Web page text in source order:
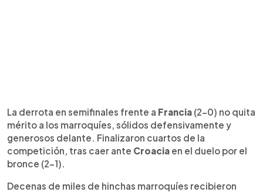
La derrota en semifinales frente a Francia (2-0) no quita
mérito a los marroquíes, sólidos defensivamente y
generosos delante. Finalizaron cuartos de la
competición, tras caer ante Croacia en el duelo por el
bronce (2-1).
Decenas de miles de hinchas marroquíes recibieron